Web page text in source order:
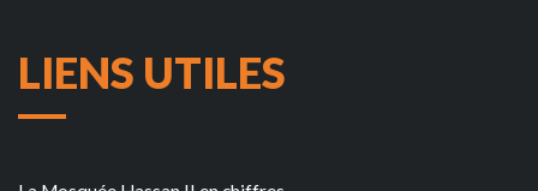
LIENS UTILES